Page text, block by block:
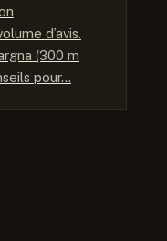
d’avis.
(300 m
pour…